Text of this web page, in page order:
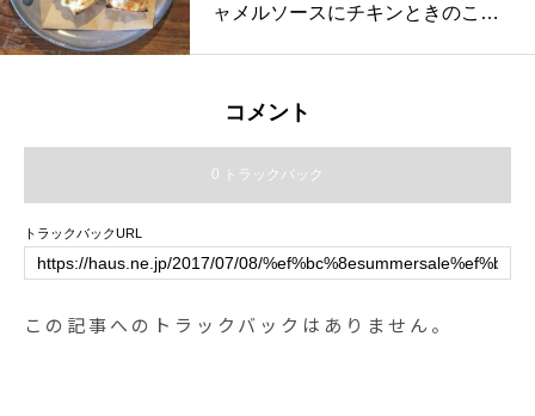
ャメルソースにチキンときのこと
デザートもセットなのでボリュー
す。ご了承くださいませ。..たくさ
んのご来店お待ちしております
コメント
0 トラックバック
トラックバックURL
この記事へのトラックバックはありません。